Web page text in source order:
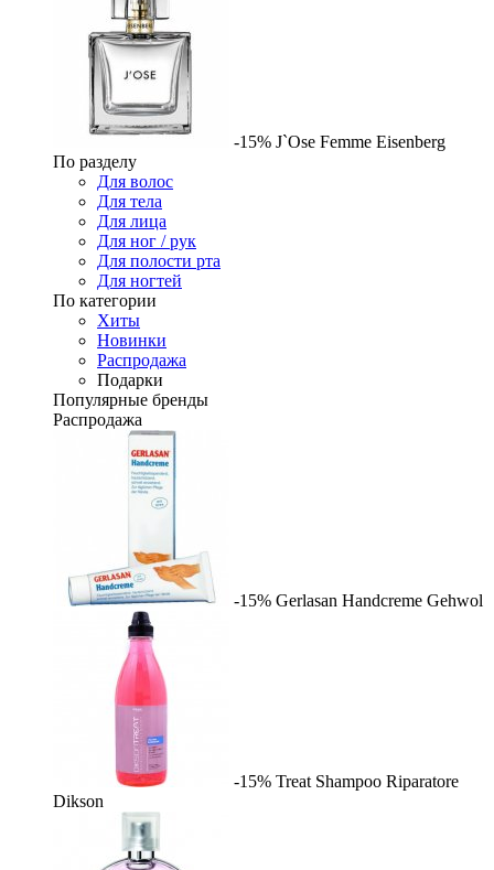
-15% J`Ose Femme Eisenberg
По разделу
Для волос
Для тела
Для лица
Для ног / рук
Для полости рта
Для ногтей
По категории
Хиты
Новинки
Распродажа
Подарки
Популярные бренды
Распродажа
-15% Gerlasan Handcreme Gehwol
-15% Treat Shampoo Riparatore
Dikson